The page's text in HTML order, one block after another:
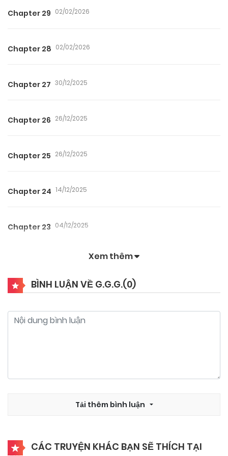
Chapter 29 02/02/2026
Chapter 28 02/02/2026
Chapter 27 30/12/2025
Chapter 26 26/12/2025
Chapter 25 26/12/2025
Chapter 24 14/12/2025
Chapter 23 04/12/2025
25/09/2025
Chapter 17
Xem thêm
BÌNH LUẬN VỀ G.G.G.(0)
Tải thêm bình luận
CÁC TRUYỆN KHÁC BẠN SẼ THÍCH TẠI